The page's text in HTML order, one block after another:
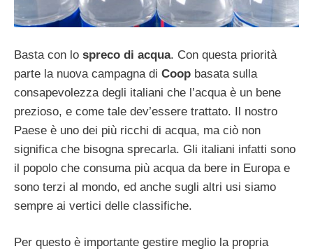
Basta con lo spreco di acqua. Con questa priorità
parte la nuova campagna di Coop basata sulla
consapevolezza degli italiani che l’acqua è un bene
prezioso, e come tale dev’essere trattato. Il nostro
Paese è uno dei più ricchi di acqua, ma ciò non
significa che bisogna sprecarla. Gli italiani infatti sono
il popolo che consuma più acqua da bere in Europa e
sono terzi al mondo, ed anche sugli altri usi siamo
sempre ai vertici delle classifiche.
Per questo è importante gestire meglio la propria